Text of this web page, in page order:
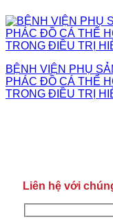
BỆNH VIỆN PHỤ
PHÁC ĐỒ CÁ THỂ
TRONG ĐIỀU TRỊ
Liên hệ với